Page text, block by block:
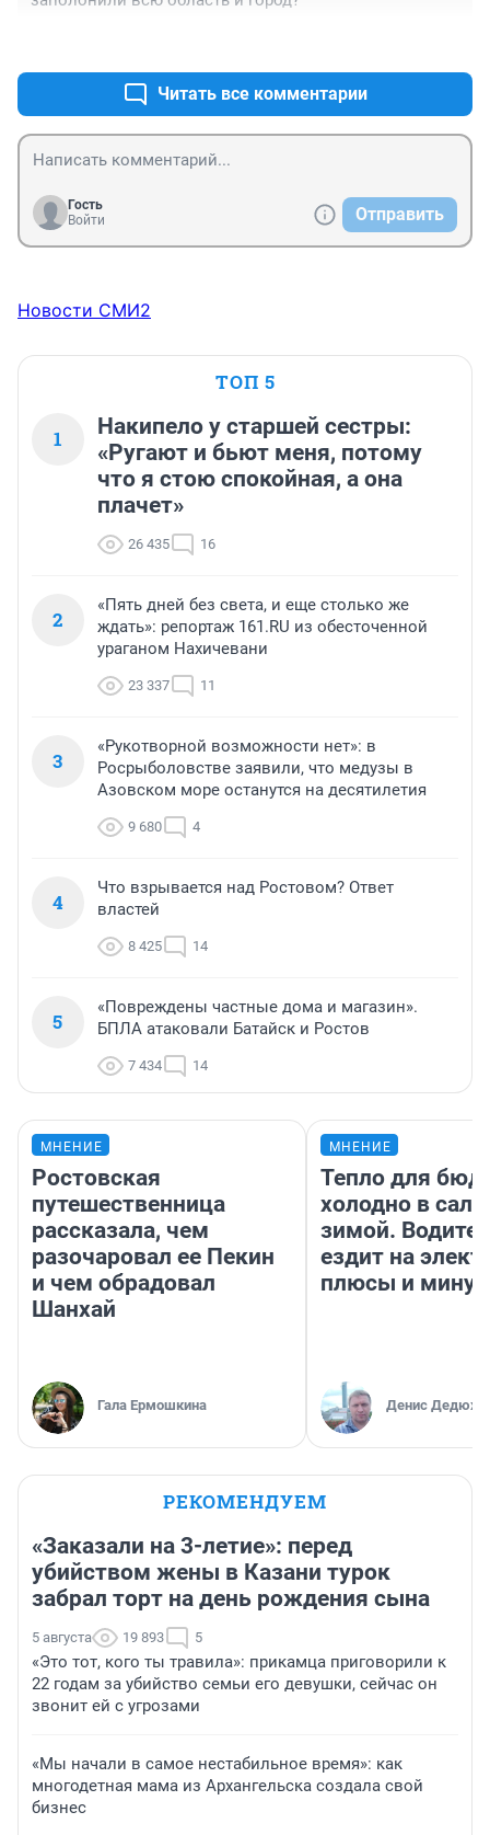
Читать все комментарии
Гость
Войти
Отправить
Новости СМИ2
ТОП 5
1
Накипело у старшей сестры:
«Ругают и бьют меня, потому
что я стою спокойная, а она
плачет»
26 435 16
2
«Пять дней без света, и еще столько же
ждать»: репортаж 161.RU из обесточенной
ураганом Нахичевани
23 337 11
3
«Рукотворной возможности нет»: в
Росрыболовстве заявили, что медузы в
Азовском море останутся на десятилетия
9 680 4
4
Что взрывается над Ростовом? Ответ
властей
8 425 14
5
«Повреждены частные дома и магазин».
БПЛА атаковали Батайск и Ростов
7 434 14
МНЕНИЕ
Ростовская
путешественница
рассказала, чем
разочаровал ее Пекин
и чем обрадовал
Шанхай
Гала Ермошкина
МНЕНИЕ
Тепло для
холодно в
зимой.
ездит на
плюсы и
Денис
РЕКОМЕНДУЕМ
«Заказали на 3-летие»: перед
убийством жены в Казани турок
забрал торт на день рождения сына
5 августа 19 893 5
«Это тот, кого ты травила»: прикамца приговорили к
22 годам за убийство семьи его девушки, сейчас он
звонит ей с угрозами
«Мы начали в самое нестабильное время»: как
многодетная мама из Архангельска создала свой
бизнес